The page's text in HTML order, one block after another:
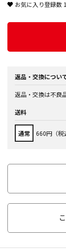
お気に入り登録数
返品・交換につい
返品・交換は不良
送料
通常 660円（税